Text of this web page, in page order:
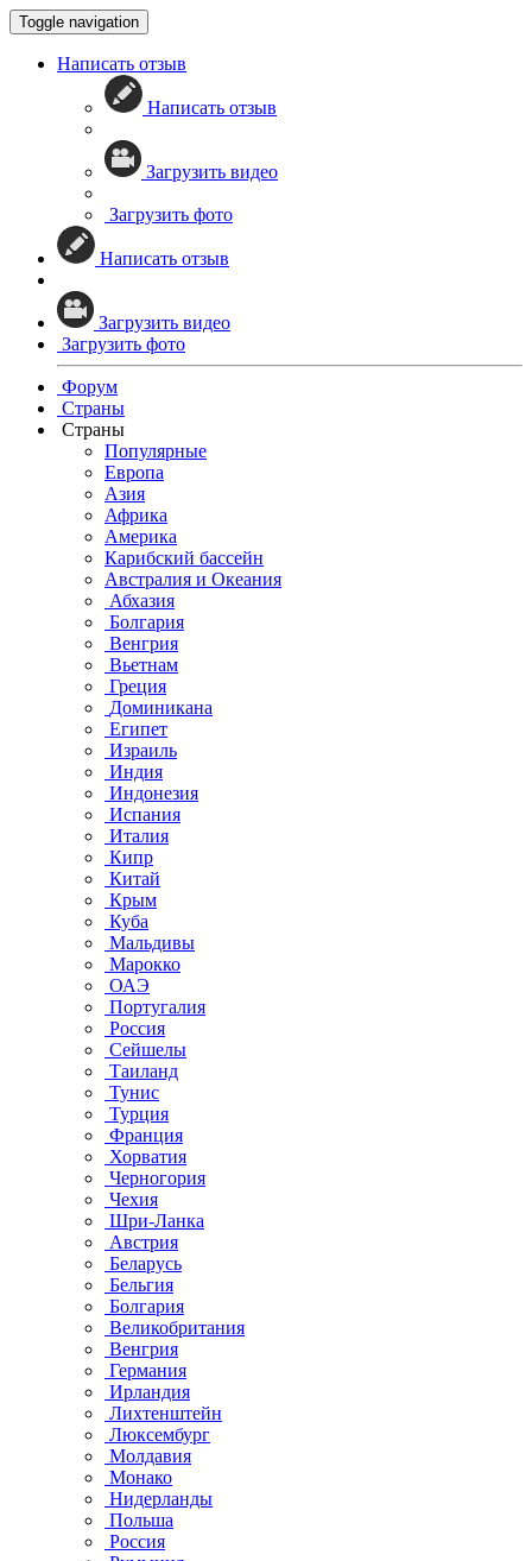
Toggle navigation
Написать отзыв
Написать отзыв
Загрузить видео
Загрузить фото
Написать отзыв
Загрузить видео
Загрузить фото
Форум
Страны
Страны
Популярные
Европа
Азия
Африка
Америка
Карибский бассейн
Австралия и Океания
Абхазия
Болгария
Венгрия
Вьетнам
Греция
Доминикана
Египет
Израиль
Индия
Индонезия
Испания
Италия
Кипр
Китай
Крым
Куба
Мальдивы
Марокко
ОАЭ
Португалия
Россия
Сейшелы
Таиланд
Тунис
Турция
Франция
Хорватия
Черногория
Чехия
Шри-Ланка
Австрия
Беларусь
Бельгия
Болгария
Великобритания
Венгрия
Германия
Ирландия
Лихтенштейн
Люксембург
Молдавия
Монако
Нидерланды
Польша
Россия